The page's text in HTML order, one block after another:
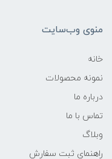
منوی وب‌سایت
خانه
نمونه محصولات
درباره ما
تماس با ما
وبلاگ
راهنمای ثبت سفارش